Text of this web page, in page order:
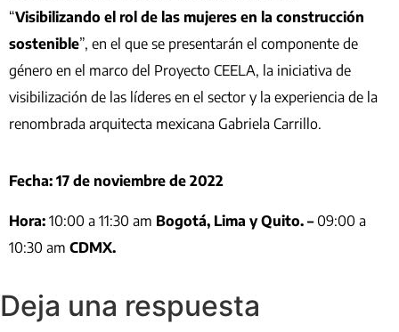
“Visibilizando el rol de las mujeres en la construcción
sostenible”, en el que se presentarán el componente de
género en el marco del Proyecto CEELA, la iniciativa de
visibilización de las líderes en el sector y la experiencia de la
renombrada arquitecta mexicana Gabriela Carrillo.
Fecha: 17 de noviembre de 2022
Hora: 10:00 a 11:30 am Bogotá, Lima y Quito. – 09:00 a
10:30 am CDMX.
Deja una respuesta